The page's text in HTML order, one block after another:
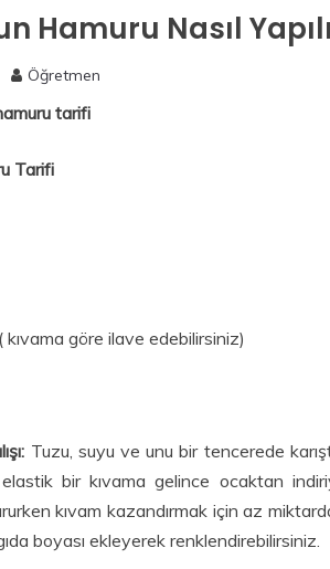
Hamuru Nasıl
Öğretmen
tarifi
Tarifi
kıvama göre ilave edebilirsiniz)
Tuzu, suyu ve unu bir tencerede
bir kıvama gelince ocaktan
kıvam kazandırmak için az
boyası ekleyerek renklendirebilirsiniz.